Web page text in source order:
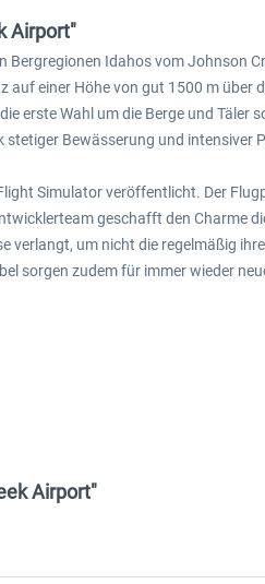
Airport"
Idahos vom Johnson
einer Höhe von gut 1500 m über
erste Wahl um die Berge und Täler
Bewässerung und
Simulator veröffentlicht. Der
geschafft den Charme
verlangt, um nicht die regelmäßig
sorgen zudem für immer wieder
Airport"